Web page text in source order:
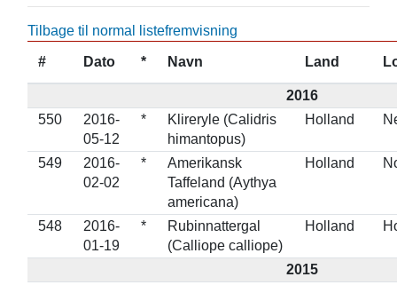
Tilbage til normal listefremvisning
# Dato * Navn Land
2016
550
2016-
05-12
*
Klireryle (Calidris
himantopus)
Holland
549
2016-
02-02
*
Amerikansk
Taffeland (Aythya
americana)
Holland
548
2016-
01-19
*
Rubinnattergal
(Calliope calliope)
Holland
2015